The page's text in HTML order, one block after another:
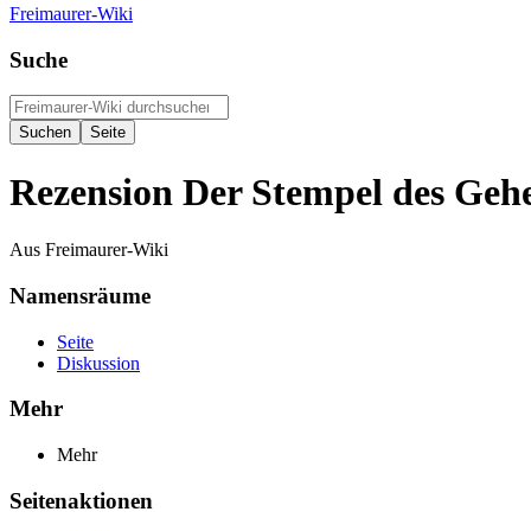
Freimaurer-Wiki
Suche
Rezension Der Stempel des
Aus Freimaurer-Wiki
Namensräume
Seite
Diskussion
Mehr
Mehr
Seitenaktionen